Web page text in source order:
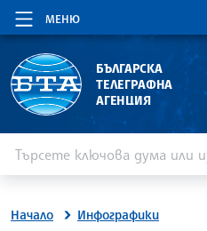
МЕНЮ
БЪЛГАРСКА
ТЕЛЕГРАФНА
АГЕНЦИЯ
Начало Инфографики